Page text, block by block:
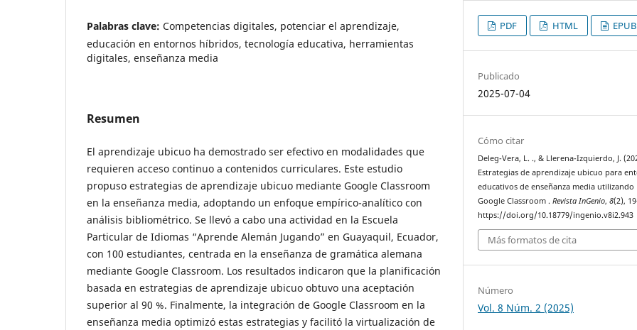
Palabras clave: Competencias digitales, potenciar el aprendizaje,
educación en entornos híbridos, tecnología educativa, herramientas
digitales, enseñanza media
Resumen
El aprendizaje ubicuo ha demostrado ser efectivo en modalidades que
requieren acceso continuo a contenidos curriculares. Este estudio
propuso estrategias de aprendizaje ubicuo mediante Google Classroom
en la enseñanza media, adoptando un enfoque empírico-analítico con
análisis bibliométrico. Se llevó a cabo una actividad en la Escuela
Particular de Idiomas “Aprende Alemán Jugando” en Guayaquil, Ecuador,
con 100 estudiantes, centrada en la enseñanza de gramática alemana
mediante Google Classroom. Los resultados indicaron que la planificación
basada en estrategias de aprendizaje ubicuo obtuvo una aceptación
superior al 90 %. Finalmente, la integración de Google Classroom en la
enseñanza media optimizó estas estrategias y facilitó la virtualización de
PDF HTML EPUB
Publicado
2025-07-04
Cómo citar
Deleg-Vera, L. ., & Llerena-Izquierdo, J.
Estrategias de aprendizaje ubicuo para
educativos de enseñanza media utilizando
Google Classroom .Revista InGenio,8(2),
https://doi.org/10.18779/ingenio.v8i2.943
Más formatos de cita
Número
Vol. 8 Núm. 2 (2025)